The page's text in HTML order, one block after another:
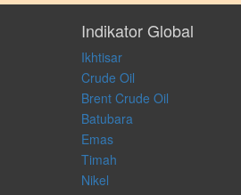
anjuran, saran, rekomendasi untuk
aktivitas lain yang terkait dengan
dan kami tidak bertanggung jawab
dilakukan dalam kondisi dan situasi
secara langsung maupun tidak
ini.
Indikator Global
Ikhtisar
Crude Oil
Brent Crude Oil
Batubara
Emas
Timah
Nikel